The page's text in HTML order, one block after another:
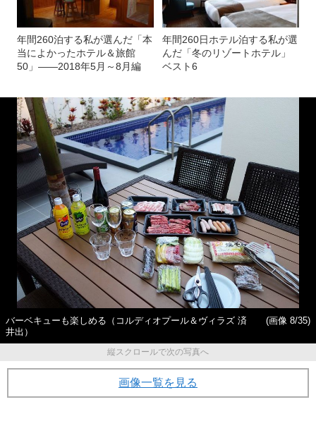
年間260泊する私が選んだ「本
当によかったホテル＆旅館
50」――2018年5月～8月編
年間260日ホテル泊する私が選
んだ「冬のリゾートホテル」
ベスト6
バーベキューも楽しめる（コルディオプール＆ヴィラズ 済
井出）
(画像 8/35)
縦スクロールで次の写真へ
画像一覧を見る